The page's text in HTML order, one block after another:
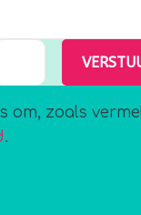
om, zoals
.